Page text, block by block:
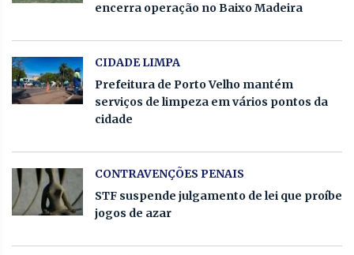
encerra operação no Baixo Madeira
CIDADE LIMPA
Prefeitura de Porto Velho mantém
serviços de limpeza em vários pontos da
cidade
CONTRAVENÇÕES PENAIS
STF suspende julgamento de lei que proíbe
jogos de azar